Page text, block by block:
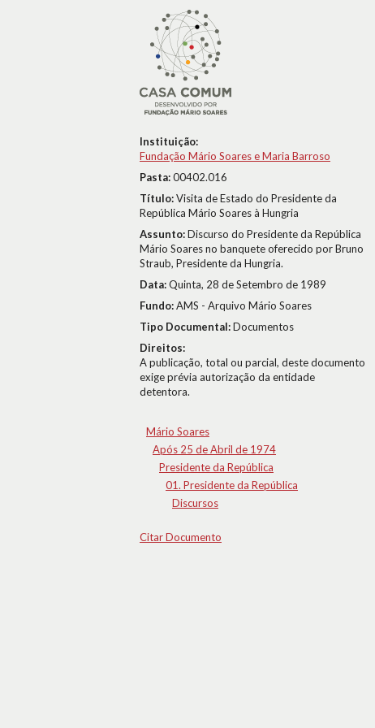
Instituição:
Fundação Mário Soares e Maria Barroso
Pasta:00402.016
Título:Visita de Estado do Presidente da
República Mário Soares à Hungria
Assunto:Discurso do Presidente da República
Mário Soares no banquete oferecido por Bruno
Straub, Presidente da Hungria.
Data:Quinta, 28 de Setembro de 1989
Fundo:AMS - Arquivo Mário Soares
Tipo Documental:Documentos
Direitos:
A publicação, total ou parcial, deste documento
exige prévia autorização da entidade
detentora.
Mário Soares
Após 25 de Abril de 1974
Presidente da República
01. Presidente da República
Discursos
Citar Documento